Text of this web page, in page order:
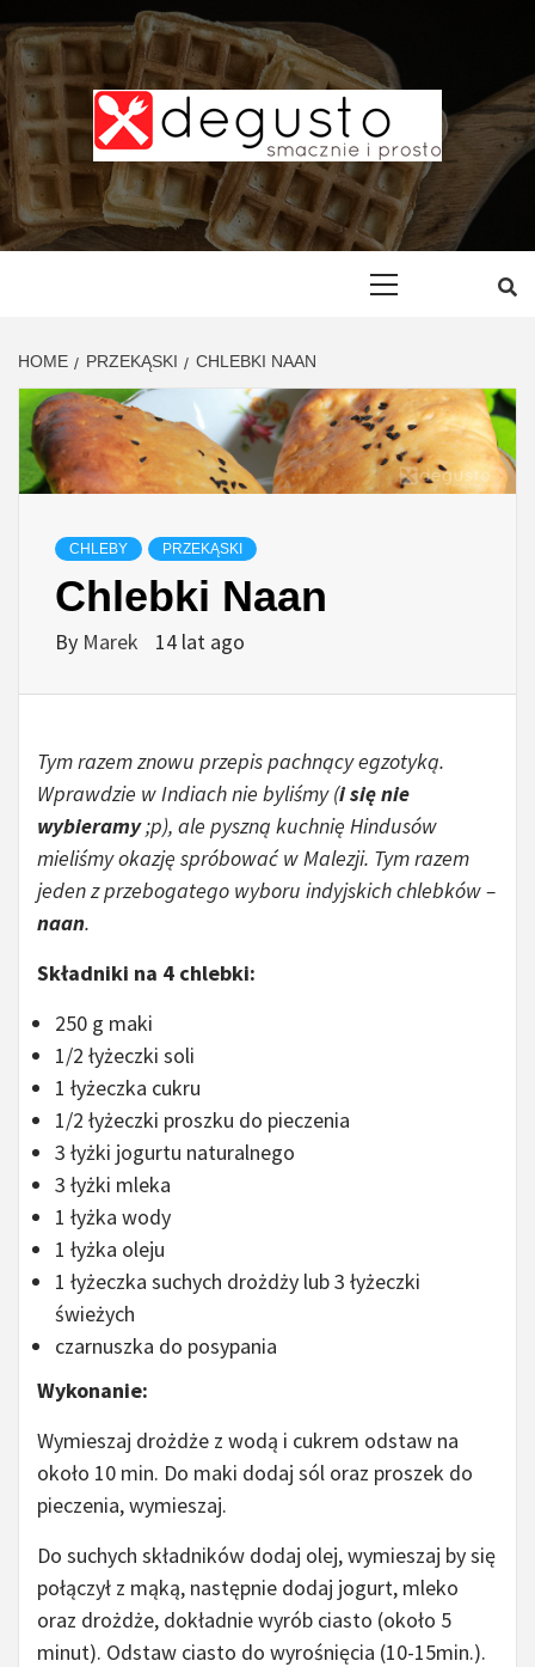
to
content
DEGUSTO –
PRZEPISY
SMACZNE I
PROSTE
HOME PRZEKĄSKI CHLEBKI NAAN
CHLEBY PRZEKĄSKI
Chlebki Naan
By Marek 14 lat ago
Tym razem znowu przepis pachnący egzotyką.
Wprawdzie w Indiach nie byliśmy (i się nie
wybieramy;p), ale pyszną kuchnię Hindusów
mieliśmy okazję spróbować w Malezji. Tym razem
jeden z przebogatego wyboru indyjskich chlebków –
naan.
Składniki na 4 chlebki:
250 g maki
1/2 łyżeczki soli
1 łyżeczka cukru
1/2 łyżeczki proszku do pieczenia
3 łyżki jogurtu naturalnego
3 łyżki mleka
1 łyżka wody
1 łyżka oleju
1 łyżeczka suchych drożdży lub 3 łyżeczki
świeżych
czarnuszka do posypania
Wykonanie:
Wymieszaj drożdże z wodą i cukrem odstaw na
około 10 min. Do maki dodaj sól oraz proszek do
pieczenia, wymieszaj.
Do suchych składników dodaj olej, wymieszaj by się
połączył z mąką, następnie dodaj jogurt, mleko
oraz drożdże, dokładnie wyrób ciasto (około 5
minut). Odstaw ciasto do wyrośnięcia (10-15min.).